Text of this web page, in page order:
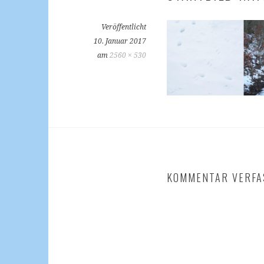
Veröffentlicht
10. Januar 2017
am 2560 × 530
KOMMENTAR